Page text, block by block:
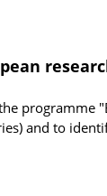
programme
and to